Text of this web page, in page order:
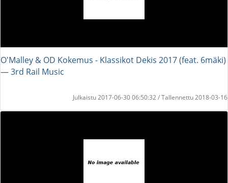
O'Malley & OD Kokemus - Klassikot Dekis 2017 (feat. 6mäki)
― 3rd Rail Music
Julkaistu 2017-06-30 06:50:32 / Tallennettu 2018-03-16